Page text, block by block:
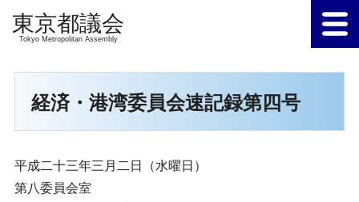
Tokyo Metropolitan Assembly
経済・港湾委員会速記録第四号
平成二十三年三月二日（水曜日）
第八委員会室